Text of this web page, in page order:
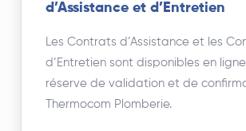
d’Assistance et d’Entretien
Les Contrats d’Assistance et les
d’Entretien sont disponibles en
réserve de validation et de
Thermocom Plomberie.